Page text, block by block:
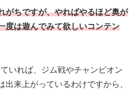
がちですが、やればやるほど奥が
度は遊んでみて欲しいコンテン
いれば、ジム戦やチャンピオン
出来上がっているわけですから、